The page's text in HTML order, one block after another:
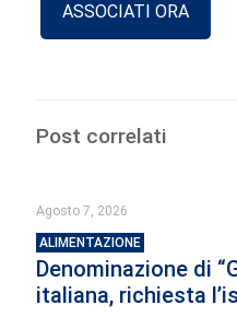
ASSOCIATI ORA
Post correlati
Agosto 7, 2026
ALIMENTAZIONE
Denominazione di
italiana, richiesta